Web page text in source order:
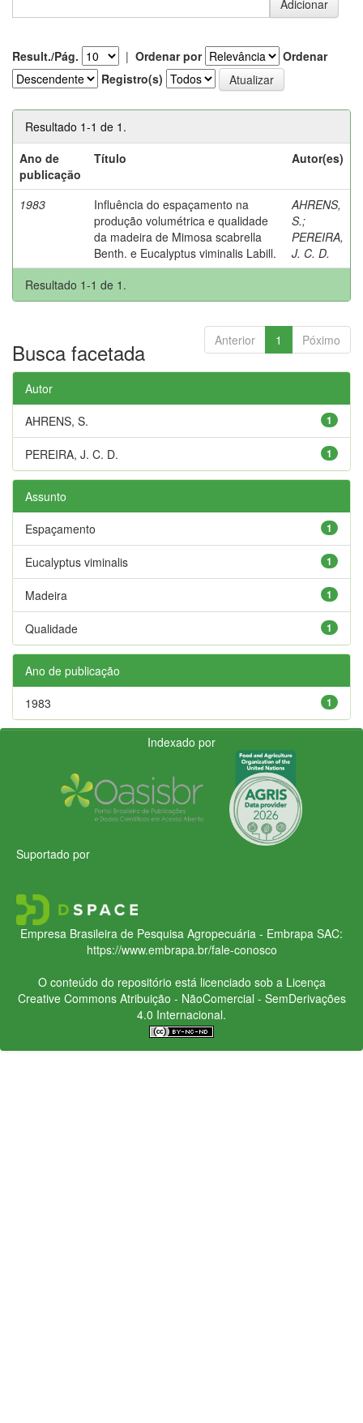
Result./Pág. | Ordenar por
Ordenar
Registro(s)
Resultado 1-1 de 1.
Ano de
publicação
Título Autor(es)
1983
Influência do espaçamento na
produção volumétrica e qualidade
da madeira de Mimosa scabrella
Benth. e Eucalyptus viminalis Labill.
AHRENS,
S.;
PEREIRA,
J. C. D.
Resultado 1-1 de 1.
Anterior 1 Póximo
Busca facetada
Autor
1
AHRENS, S.
1
PEREIRA, J. C. D.
Assunto
1
Espaçamento
1
Eucalyptus viminalis
1
Madeira
1
Qualidade
Ano de publicação
1
1983
Indexado por
Suportado por
Empresa Brasileira de Pesquisa Agropecuária - Embrapa SAC:
https://www.embrapa.br/fale-conosco
O conteúdo do repositório está licenciado sob a Licença
Creative CommonsAtribuição - NãoComercial - SemDerivações
4.0 Internacional.